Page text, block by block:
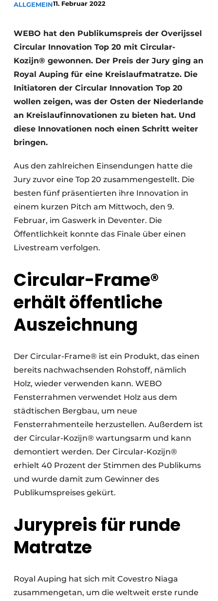
GeschichteMetadaten
Ein Stellenangebot registrieren
Freie Stellen
Videos
Glas
Modularer Aufbau
ALLGEMEIN11. Februar 2022
WEBO hat den Publikumspreis der Overijssel
Circular Innovation Top 20 mit Circular-
Kozijn® gewonnen. Der Preis der Jury ging an
Royal Auping für eine Kreislaufmatratze. Die
Initiatoren der Circular Innovation Top 20
wollen zeigen, was der Osten der Niederlande
an Kreislaufinnovationen zu bieten hat. Und
diese Innovationen noch einen Schritt weiter
bringen.
Aus den zahlreichen Einsendungen hatte die
Jury zuvor eine Top 20 zusammengestellt. Die
besten fünf präsentierten ihre Innovation in
einem kurzen Pitch am Mittwoch, den 9.
Februar, im Gaswerk in Deventer. Die
Öffentlichkeit konnte das Finale über einen
Livestream verfolgen.
Circular-Frame®
erhält öffentliche
Auszeichnung
Der Circular-Frame® ist ein Produkt, das einen
bereits nachwachsenden Rohstoff, nämlich
Holz, wieder verwenden kann. WEBO
Fensterrahmen verwendet Holz aus dem
städtischen Bergbau, um neue
Fensterrahmenteile herzustellen. Außerdem ist
der Circular-Kozijn® wartungsarm und kann
demontiert werden. Der Circular-Kozijn®
erhielt 40 Prozent der Stimmen des Publikums
und wurde damit zum Gewinner des
Publikumspreises gekürt.
Jurypreis für runde
Matratze
Royal Auping hat sich mit Covestro Niaga
zusammengetan, um die weltweit erste runde